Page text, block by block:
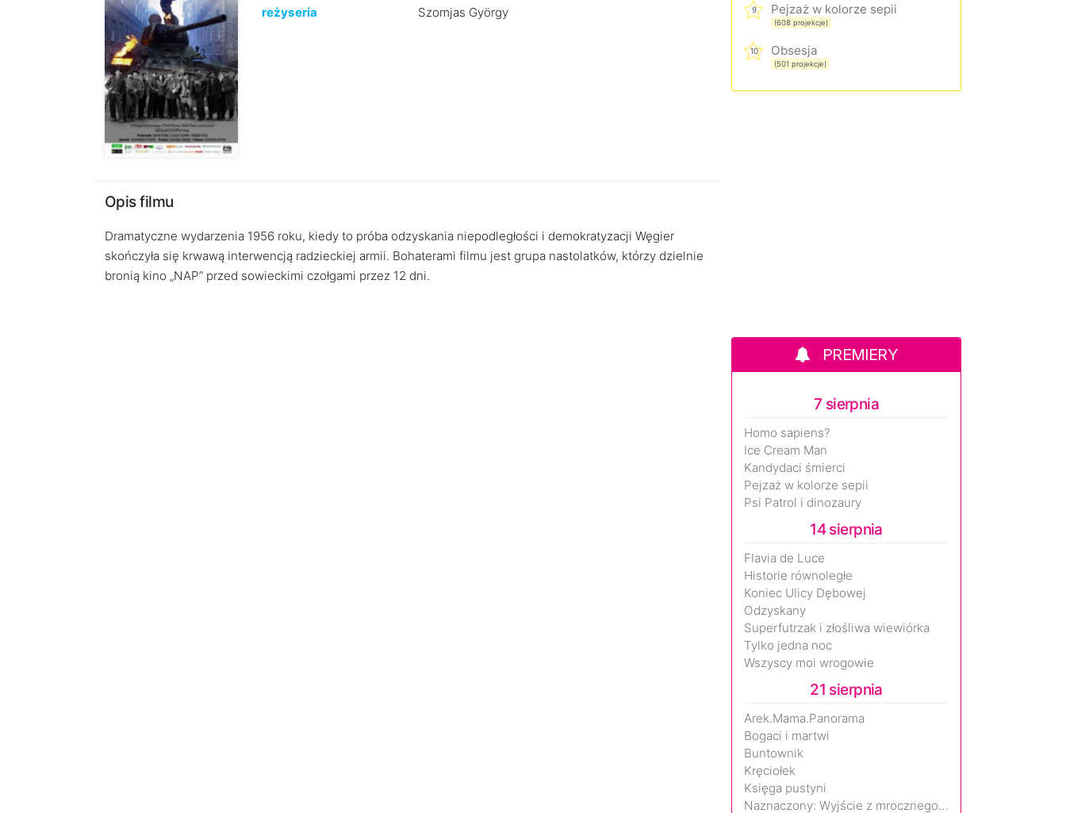
reżyseria
Szomjas György
Opis filmu
Dramatyczne wydarzenia 1956 roku, kiedy to próba odzyskania niepodległości i demokratyzacji Węgier
skończyła się krwawą interwencją radzieckiej armii. Bohaterami filmu jest grupa nastolatków, którzy dzielnie
bronią kino „NAP” przed sowieckimi czołgami przez 12 dni.
9 Pejzaż w kolorze sepii
(608 projekcje)
10 Obsesja
(501 projekcje)
PREMIERY
7 sierpnia
Homo sapiens?
Ice Cream Man
Kandydaci śmierci
Pejzaż w kolorze sepii
Psi Patrol i dinozaury
14 sierpnia
Flavia de Luce
Historie równoległe
Koniec Ulicy Dębowej
Odzyskany
Superfutrzak i złośliwa wiewiórka
Tylko jedna noc
Wszyscy moi wrogowie
21 sierpnia
Arek.Mama.Panorama
Bogaci i martwi
Buntownik
Kręciołek
Księga pustyni
Naznaczony: Wyjście z mrocznego wymiaru